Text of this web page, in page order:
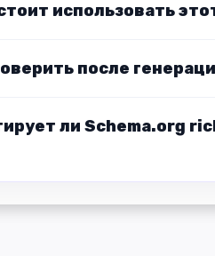
использовать
после
ли Schema.org